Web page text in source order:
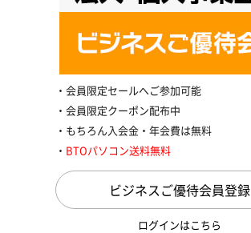
会員限定セールへご参加可能
会員限定クーポン配布中
もちろん入会金・年会費は無料
BTOパソコン送料無料
ビジネスご優待会員登録
ログインはこちら